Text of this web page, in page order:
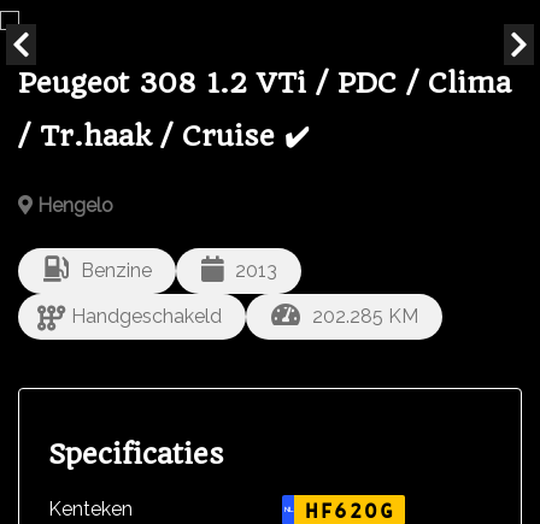
Peugeot 308 1.2 VTi / PDC / Clima
/ Tr.haak / Cruise ✔️
Hengelo
Benzine
2013
Handgeschakeld
202.285 KM
Specificaties
Kenteken NL HF620G